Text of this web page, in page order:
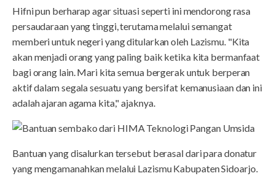
Hifni pun berharap agar situasi seperti ini mendorong rasa
persaudaraan yang tinggi, terutama melalui semangat
memberi untuk negeri yang ditularkan oleh Lazismu. "Kita
akan menjadi orang yang paling baik ketika kita bermanfaat
bagi orang lain. Mari kita semua bergerak untuk berperan
aktif dalam segala sesuatu yang bersifat kemanusiaan dan ini
adalah ajaran agama kita," ajaknya.
Bantuan yang disalurkan tersebut berasal dari para donatur
yang mengamanahkan melalui Lazismu Kabupaten Sidoarjo.